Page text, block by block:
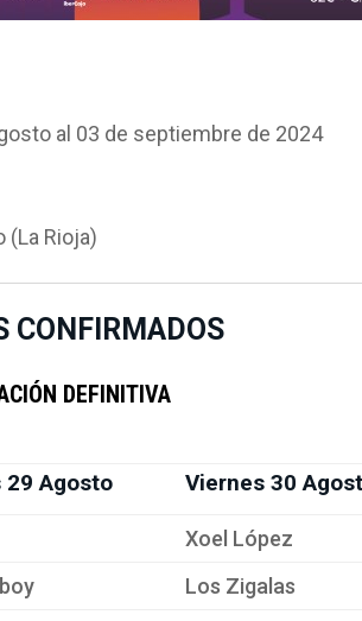
al 03 de septiembre de 2024
(La Rioja)
CONFIRMADOS
DEFINITIVA
29 Agosto Viernes 30
Xoel López
Los Zigalas